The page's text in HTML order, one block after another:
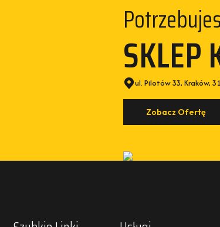
SKLEP
ul. Pilotów 33, Kraków,
Zobacz Ofertę